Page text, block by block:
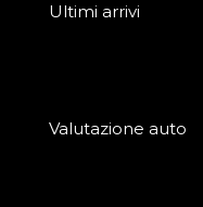
Ultimi arrivi
Valutazione auto